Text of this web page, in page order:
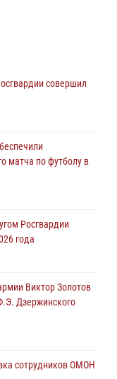
ведомственная
и МЧС
пропавшую
совершил
матча по футболу в
Росгвардии
года
Виктор Золотов
Дзержинского
сотрудников ОМОН